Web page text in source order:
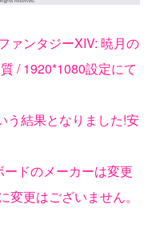
ァンタジーXIV: 暁月の
/ 1920*1080設定にて
う結果となりました!安
ドのメーカーは変更
更はございません。